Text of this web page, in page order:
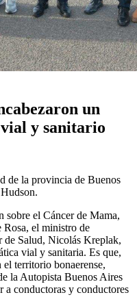
un
y sanitario
de la provincia de Buenos
sobre el Cáncer de Mama,
el ministro de
de Salud, Nicolás Kreplak,
vial y sanitaria. Es que,
territorio bonaerense,
la Autopista Buenos Aires
conductoras y conductores